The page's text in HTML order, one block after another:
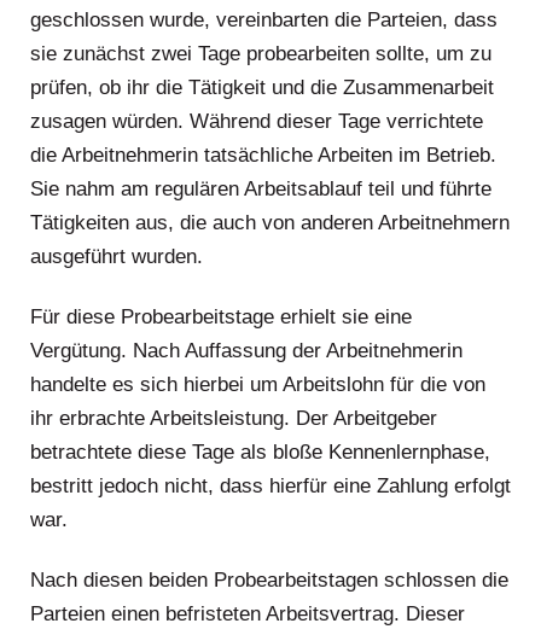
geschlossen wurde, vereinbarten die Parteien, dass
sie zunächst zwei Tage probearbeiten sollte, um zu
prüfen, ob ihr die Tätigkeit und die Zusammenarbeit
zusagen würden. Während dieser Tage verrichtete
die Arbeitnehmerin tatsächliche Arbeiten im Betrieb.
Sie nahm am regulären Arbeitsablauf teil und führte
Tätigkeiten aus, die auch von anderen Arbeitnehmern
ausgeführt wurden.
Für diese Probearbeitstage erhielt sie eine
Vergütung. Nach Auffassung der Arbeitnehmerin
handelte es sich hierbei um Arbeitslohn für die von
ihr erbrachte Arbeitsleistung. Der Arbeitgeber
betrachtete diese Tage als bloße Kennenlernphase,
bestritt jedoch nicht, dass hierfür eine Zahlung erfolgt
war.
Nach diesen beiden Probearbeitstagen schlossen die
Parteien einen befristeten Arbeitsvertrag. Dieser